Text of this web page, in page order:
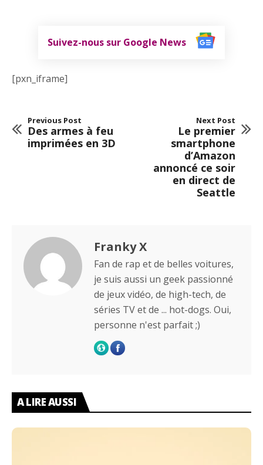
Suivez-nous sur Google News
[pxn_iframe]
Previous Post
Des armes à feu
imprimées en 3D
Next Post
Le premier
smartphone
d’Amazon
annoncé ce soir
en direct de
Seattle
Franky X
Fan de rap et de belles voitures,
je suis aussi un geek passionné
de jeux vidéo, de high-tech, de
séries TV et de ... hot-dogs. Oui,
personne n'est parfait ;)
A LIRE AUSSI